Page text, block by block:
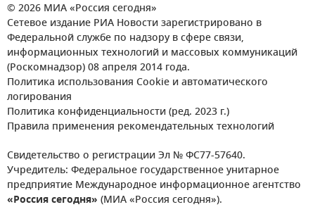
© 2026 МИА «Россия сегодня»
Сетевое издание РИА Новости зарегистрировано в
Федеральной службе по надзору в сфере связи,
информационных технологий и массовых коммуникаций
(Роскомнадзор) 08 апреля 2014 года.
Политика использования Cookie и автоматического
логирования
Политика конфиденциальности (ред. 2023 г.)
Правила применения рекомендательных технологий
Свидетельство о регистрации Эл № ФС77-57640.
Учредитель: Федеральное государственное унитарное
предприятие Международное информационное агентство
«Россия сегодня» (МИА «Россия сегодня»).